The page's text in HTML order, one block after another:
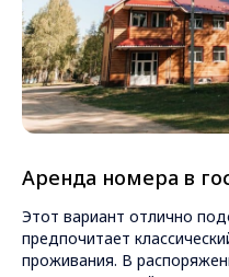
Аренда номера в
Этот вариант отлично
предпочитает
проживания. В